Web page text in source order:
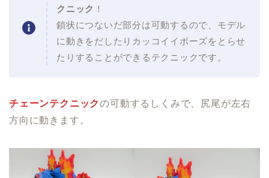
クニック ！
鎖状につないだ部分は可動するので、モデル
に動きをだしたりカッコイイポーズをとらせ
たりすることができるテクニックです。
チェーンテクニックの可動するしくみで、尻尾が左右
方向に動きます。